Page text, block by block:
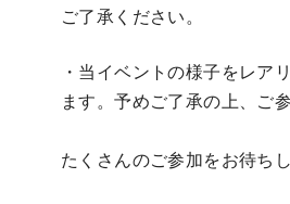
ご了承ください。
・当イベントの様子をレア
ます。予めご了承の上、ご
たくさんのご参加をお待ち